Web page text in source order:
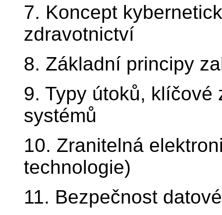
7. Koncept
zdravotnictví
8. Základní principy
9. Typy útoků, klíčové
systémů
10. Zranitelná
technologie)
11. Bezpečnost